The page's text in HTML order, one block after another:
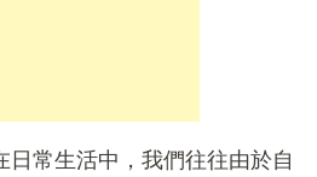
常生活中，我們往往由於自